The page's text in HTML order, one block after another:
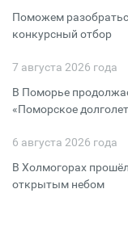
Поможем
конкурсный отбор
7 августа 2026 года
В Поморье
«Поморское
6 августа 2026 года
В Холмогорах
открытым небом